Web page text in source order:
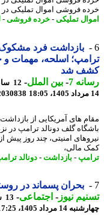
فروشی اموال تملیکی در
تملیکی-خرده فروشی-
بازداشت فرد مشکوک در
اسلحه، مهمات و
شد
7
-بین الملل-
12
82030838
های آمریکایی از بازداشت
گلف دونالد ترامپ در
امنیتی، چند روز پیش از
مالی،
-بازداشت -دونالد ترامپ -
بحران پسماند در روستای
نیوز-اجتماعی-
13
مرداد 1405، 17:25